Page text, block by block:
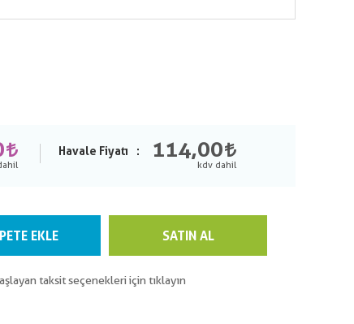
Havale Fiyatı 114,00
EKLE SATIN AL
taksit seçenekleri için tıklayın